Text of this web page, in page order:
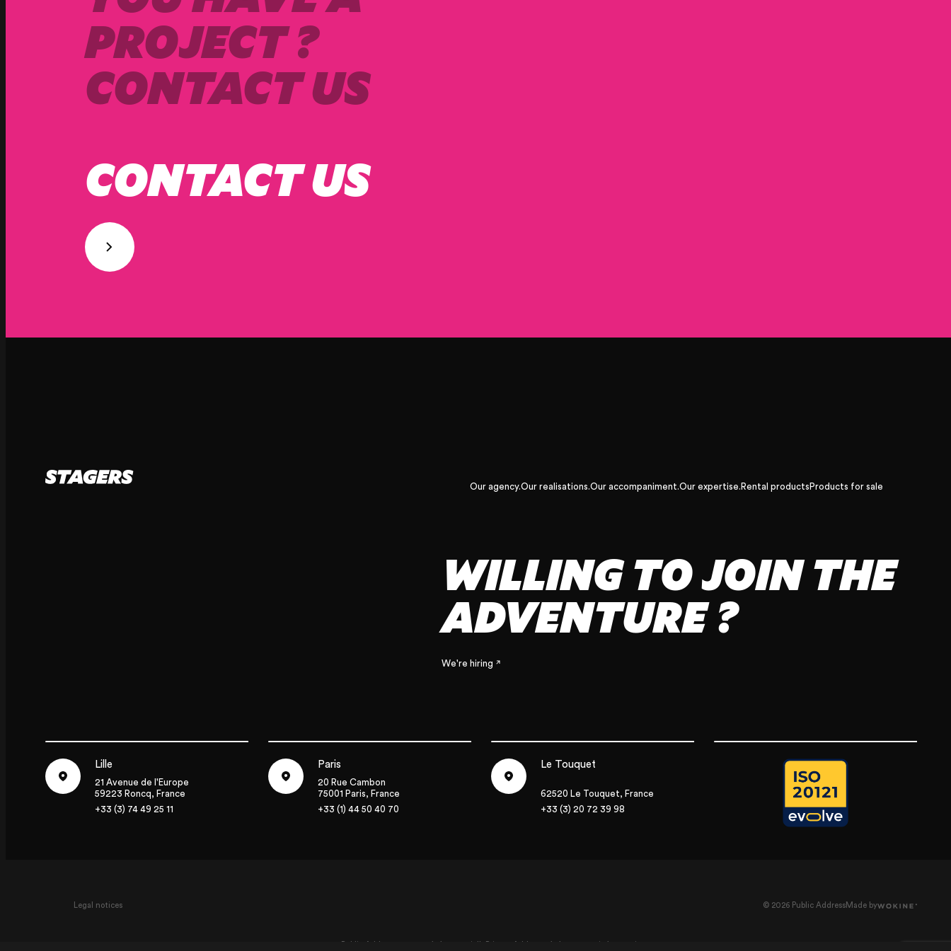
21 Avenue de l'Europe
PROJECT ?
CONTACT US
CONTACT US
Our agency.Our realisations. Our accompaniment. Our expertise. Rental products Products for sale
WILLING TO JOIN THE
ADVENTURE ?
We're hiring
Lille
21 Avenue de l'Europe
59223 Roncq, France
+33 (3) 74 49 25 11
Paris
20 Rue Cambon
75001 Paris, France
+33 (1) 44 50 40 70
Le Touquet
62520 Le Touquet, France
+33 (3) 20 72 39 98
Legal notices © 2026 Public AddressMade by